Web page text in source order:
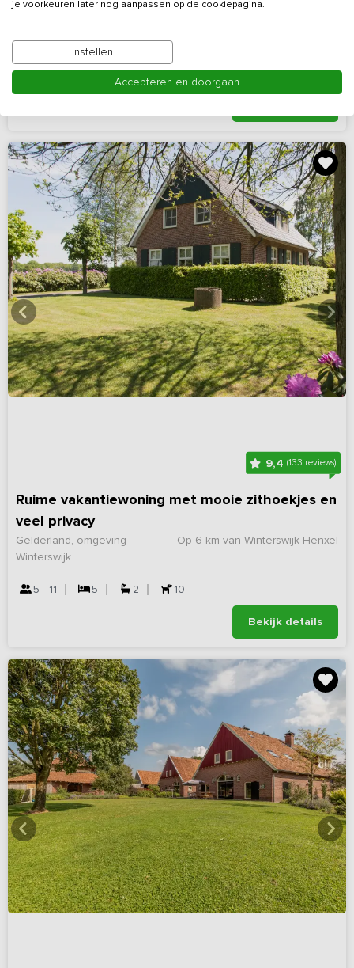
bedstedes
Winterswijk
5 - 10 5 2 Nee
9,4 (133 reviews)
Ruime vakantiewoning met mooie zithoekjes en
veel privacy
Op 6 km van Winterswijk Henxel
Gelderland, omgeving
Winterswijk
5 - 11 5 2 10
Bekijk details
je voorkeuren later nog aanpassen op de cookiepagina.
Instellen
Accepteren en doorgaan